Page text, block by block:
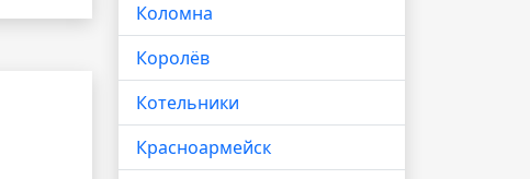
Коломна
Королёв
Котельники
Красноармейск